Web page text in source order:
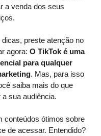
a venda dos seus
preste atenção no
agora: O TikTok é uma
para qualquer
. Mas, para isso
saiba mais do que
sua audiência.
conteúdos ótimos sobre
de acessar. Entendido?